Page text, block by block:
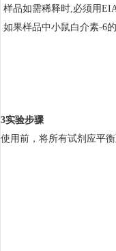
样品如需稀释时,必须用
如果样品中小鼠白介素-6
3实验步骤
使用前，将所有试剂应平